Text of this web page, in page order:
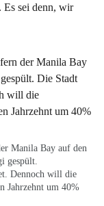
Es sei denn, wir
Manila Bay auf den
gespült.
Dennoch will die
Jahrzehnt um 40%